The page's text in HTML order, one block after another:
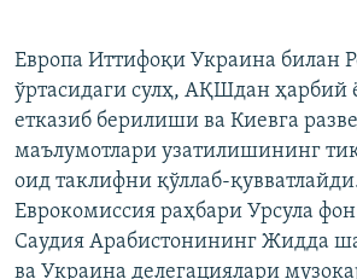
Европа Иттифоқи Украина билан
ўртасидаги сулҳ, АҚШдан ҳарбий
етказиб берилиши ва Киевга
маълумотлари узатилишининг
оид таклифни қўллаб-
Еврокомиссия раҳбари Урсула
Саудия Арабистонининг Жидда
ва Украина делегациялари